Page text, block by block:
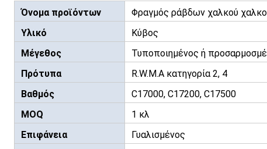
Όνομα προϊόντων
Φραγμός ράβδων χαλκού
Υλικό
Κύβος
Μέγεθος
Τυποποιημένος ή
Πρότυπα
R.W.M.A κατηγορία 2, 4
Βαθμός
C17000, C17200, C17500
MOQ
1 κλ
Επιφάνεια
Γυαλισμένος